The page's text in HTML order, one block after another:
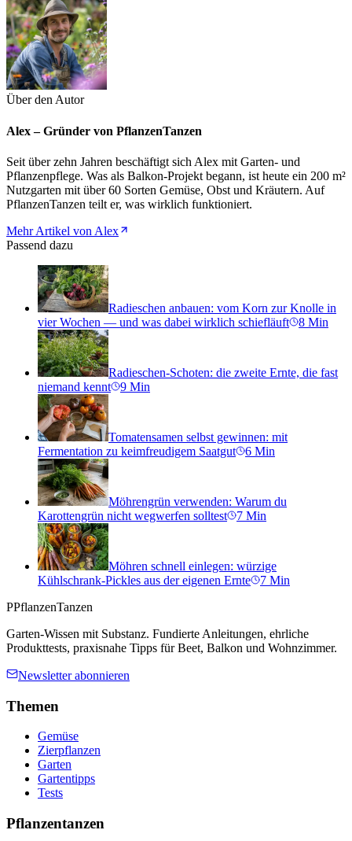
Über den Autor
Alex – Gründer von PflanzenTanzen
Seit über zehn Jahren beschäftigt sich Alex mit Garten- und
Pflanzenpflege. Was als Balkon-Projekt begann, ist heute ein 200 m²
Nutzgarten mit über 60 Sorten Gemüse, Obst und Kräutern. Auf
PflanzenTanzen teilt er, was wirklich funktioniert.
Mehr Artikel von Alex
Passend dazu
Radieschen anbauen: vom Korn zur Knolle in
vier Wochen — und was dabei wirklich schiefläuft
8 Min
Radieschen-Schoten: die zweite Ernte, die fast
niemand kennt
9 Min
Tomatensamen selbst gewinnen: mit
Fermentation zu keimfreudigem Saatgut
6 Min
Möhrengrün verwenden: Warum du
Karottengrün nicht wegwerfen solltest
7 Min
Möhren schnell einlegen: würzige
Kühlschrank-Pickles aus der eigenen Ernte
7 Min
PPflanzenTanzen
Garten-Wissen mit Substanz. Fundierte Anleitungen, ehrliche
Produkttests, praxisnahe Tipps für Beet, Balkon und Wohnzimmer.
Newsletter abonnieren
Themen
Gemüse
Zierpflanzen
Garten
Gartentipps
Tests
Pflanzentanzen